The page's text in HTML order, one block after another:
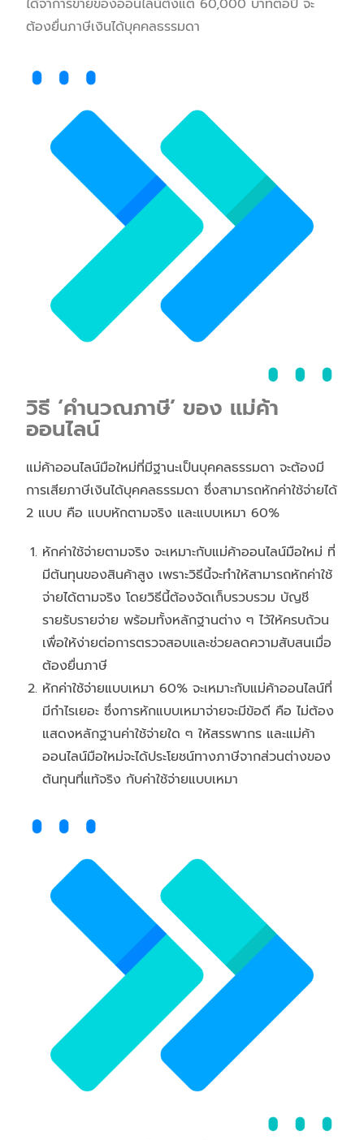
ได้จาการขายของออนไลน์ตั้งแต่ 60,000 บาทต่อปี จะ
ต้องยื่นภาษีเงินได้บุคคลธรรมดา
วิธี ‘คำนวณภาษี’ ของ แม่ค้า
ออนไลน์
แม่ค้าออนไลน์มือใหม่ที่มีฐานะเป็นบุคคลธรรมดา จะต้องมี
การเสียภาษีเงินได้บุคคลธรรมดา ซึ่งสามารถหักค่าใช้จ่ายได้
2 แบบ คือ แบบหักตามจริง และแบบเหมา 60%
หักค่าใช้จ่ายตามจริง จะเหมาะกับแม่ค้าออนไลน์มือใหม่ ที่
มีต้นทุนของสินค้าสูง เพราะวิธีนี้จะทำให้สามารถหักค่าใช้
จ่ายได้ตามจริง โดยวิธีนี้ต้องจัดเก็บรวบรวม บัญชี
รายรับรายจ่าย พร้อมทั้งหลักฐานต่าง ๆ ไว้ให้ครบถ้วน
เพื่อให้ง่ายต่อการตรวจสอบและช่วยลดความสับสนเมื่อ
ต้องยื่นภาษี
หักค่าใช้จ่ายแบบเหมา 60% จะเหมาะกับแม่ค้าออนไลน์ที่
มีกำไรเยอะ ซึ่งการหักแบบเหมาจ่ายจะมีข้อดี คือ ไม่ต้อง
แสดงหลักฐานค่าใช้จ่ายใด ๆ ให้สรรพากร และแม่ค้า
ออนไลน์มือใหม่จะได้ประโยชน์ทางภาษีจากส่วนต่างของ
ต้นทุนที่แท้จริง กับค่าใช้จ่ายแบบเหมา